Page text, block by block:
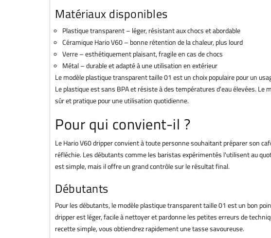
Matériaux disponibles
Plastique transparent – léger, résistant aux chocs et abordable
Céramique Hario V60 – bonne rétention de la chaleur, plus lourd
Verre – esthétiquement plaisant, fragile en cas de chocs
Métal – durable et adapté à une utilisation en extérieur
Le modèle plastique transparent taille 01 est un choix populaire pour un
Le plastique est sans BPA et résiste à des températures d'eau élevées. Le
sûr et pratique pour une utilisation quotidienne.
Pour qui convient-il ?
Le Hario V60 dripper convient à toute personne souhaitant préparer son
réfléchie. Les débutants comme les baristas expérimentés l'utilisent au
est simple, mais il offre un grand contrôle sur le résultat final.
Débutants
Pour les débutants, le modèle plastique transparent taille 01 est un bon
dripper est léger, facile à nettoyer et pardonne les petites erreurs de
recette simple, vous obtiendrez rapidement une tasse savoureuse.